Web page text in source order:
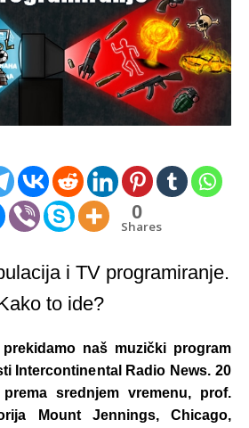
0
Shares
i TV programiranje.
to ide?
naš muzički program
Intercontinental Radio News. 20
srednjem vremenu, prof.
Mount Jennings, Chicago,